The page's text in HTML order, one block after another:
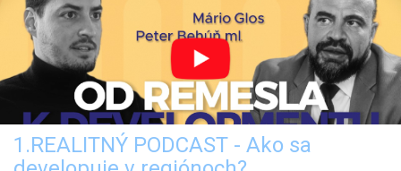
1.REALITNÝ PODCAST - Ako sa